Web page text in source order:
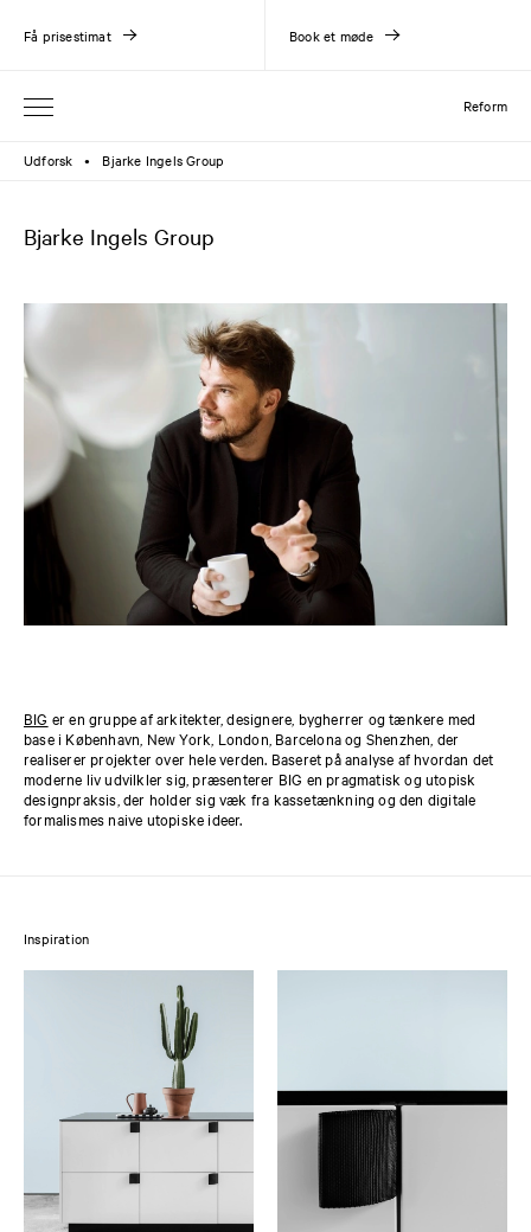
Reform
Få prisestimat Book et møde
Udforsk ● Bjarke Ingels Group
Bjarke Ingels Group
BIG er en gruppe af arkitekter, designere, bygherrer og tænkere med
base i København, New York, London, Barcelona og Shenzhen, der
realiserer projekter over hele verden. Baseret på analyse af hvordan det
moderne liv udvilkler sig, præsenterer BIG en pragmatisk og utopisk
designpraksis, der holder sig væk fra kassetænkning og den digitale
formalismes naive utopiske ideer.
Inspiration